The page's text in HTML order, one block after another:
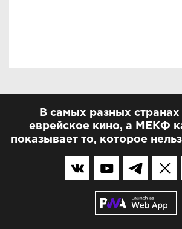
В самых разных
еврейское кино, а МЕКФ
показывает то, которое